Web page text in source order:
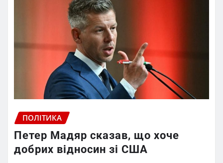
ПОЛІТИКА
Петер Мадяр сказав, що хоче
добрих відносин зі США